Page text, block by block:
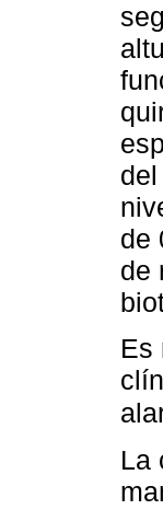
de
de
Es
La